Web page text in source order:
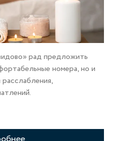
рад предложить
номера, но и